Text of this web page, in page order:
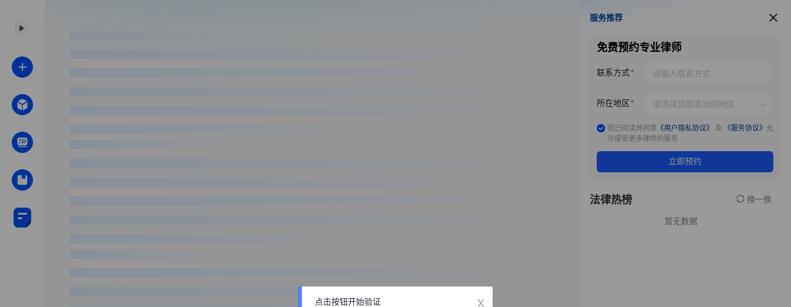
服务推荐
服务推荐
免费预约专业律师
联系方式
所在地区
我已阅读并同意 《用户隐私协议》 及 《服务协议》 允
许接受更多律师的服务
立即预约
法律热榜 换一换
暂无数据
点击按钮开始验证 x